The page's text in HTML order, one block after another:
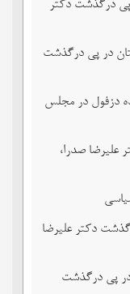
درگذشت دکتر
در پی درگذشت
دزفول در مجلس
علیرضا صدرا،
دکتر علیرضا
در پی درگذشت